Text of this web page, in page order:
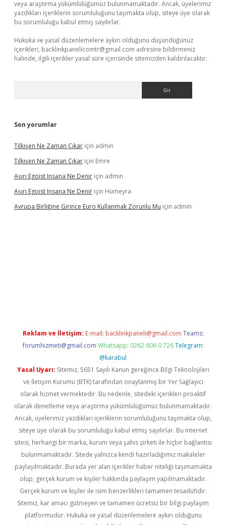
veya araştırma yükümlülüğümüz bulunmamaktadır. Ancak, üyelerimiz
yazdıkları içeriklerin sorumluluğunu taşımakta olup, siteye üye olarak
bu sorumluluğu kabul etmiş sayılırlar.
Hukuka ve yasal düzenlemelere aykırı olduğunu düşündüğünüz
içerikleri, backlinkpanelicomtr@gmail.com adresine bildirmeniz
halinde, ilgili içerikler yasal süre içerisinde sitemizden kaldırılacaktır.
Son yorumlar
Tilkişen Ne Zaman Çıkar için admin
Tilkişen Ne Zaman Çıkar için Emre
Aşırı Egoist Insana Ne Denir için admin
Aşırı Egoist Insana Ne Denir için Hümeyra
Avrupa Birliğine Girince Euro Kullanmak Zorunlu Mu için admin
Reklam ve İletişim: E-mail: backlinkpaneli@gmail.com Teams:
forumhizmeti@gmail.com Whatsapp: 0262 606 0 726 Telegram:
@karabul
Yasal Uyarı: Sitemiz, 5651 Sayılı Kanun gereğince Bilgi Teknolojileri
ve İletişim Kurumu (BTK) tarafından onaylanmış bir Yer Sağlayıcı
olarak hizmet vermektedir. Bu nedenle, sitedeki içerikleri proaktif
olarak denetleme veya araştırma yükümlülüğümüz bulunmamaktadır.
Ancak, üyelerimiz yazdıkları içeriklerin sorumluluğunu taşımakta olup,
siteye üye olarak bu sorumluluğu kabul etmiş sayılırlar. Bu internet
sitesi, herhangi bir marka, kurum veya şahıs şirketi ile hiçbir bağlantısı
bulunmamaktadır. Sitede yalnızca kendi hazırladığımız makaleler
paylaşılmaktadır. Burada yer alan içerikler haber niteliği taşımamakta
olup, gerçek kurum ve kişiler hakkında paylaşım yapılmamaktadır.
Gerçek kurum ve kişiler ile isim benzerlikleri tamamen tesadüfidir.
Sitemiz, kar amacı gütmeyen ve tamamen ücretsiz bir bilgi paylaşım
platformudur. Hukuka ve yasal düzenlemelere aykırı olduğunu